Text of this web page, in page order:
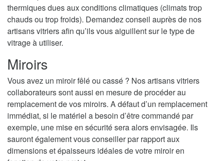
thermiques dues aux conditions climatiques (climats trop
chauds ou trop froids). Demandez conseil auprès de nos
artisans vitriers afin qu’ils vous aiguillent sur le type de
vitrage à utiliser.
Miroirs
Vous avez un miroir fêlé ou cassé ? Nos artisans vitriers
collaborateurs sont aussi en mesure de procéder au
remplacement de vos miroirs. A défaut d’un remplacement
immédiat, si le matériel a besoin d’être commandé par
exemple, une mise en sécurité sera alors envisagée. Ils
sauront également vous conseiller par rapport aux
dimensions et épaisseurs idéales de votre miroir en